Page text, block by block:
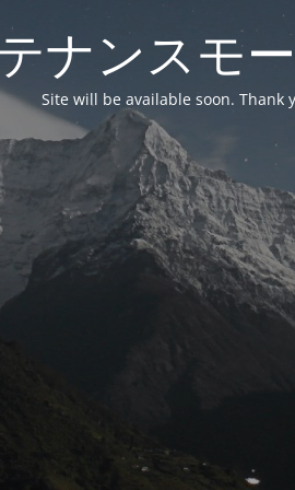
ナンスモ
Site will be available soon. Thank